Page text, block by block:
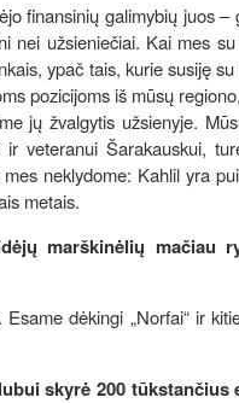
finansinių galimybių juos –
nei užsieniečiai. Kai mes
ypač tais, kurie susiję
pozicijoms iš mūsų
jų žvalgytis užsienyje.
veteranui Šarakauskui,
neklydome: Kahlil yra
metais.
marškinėlių mačiau
dėkingi „Norfai“ ir
skyrė 200 tūkstančius